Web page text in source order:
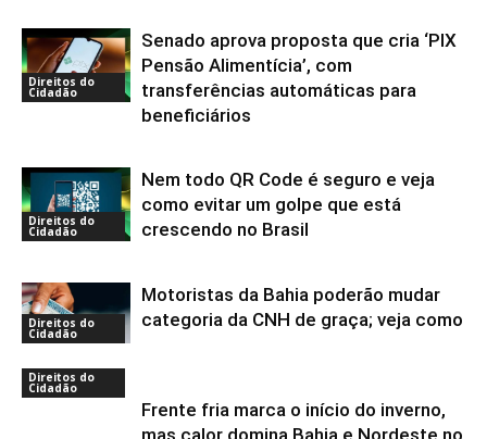
Direitos do
Cidadão
Senado aprova proposta que cria ‘PIX
Pensão Alimentícia’, com
transferências automáticas para
beneficiários
Direitos do
Cidadão
Nem todo QR Code é seguro e veja
como evitar um golpe que está
crescendo no Brasil
Direitos do
Cidadão
Motoristas da Bahia poderão mudar
categoria da CNH de graça; veja como
Direitos do
Cidadão
Frente fria marca o início do inverno,